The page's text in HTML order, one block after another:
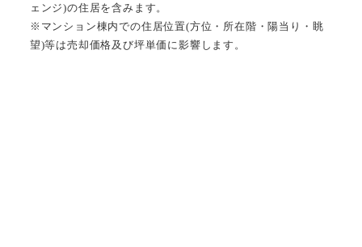
ェンジ)の住居を含みます。
※マンション棟内での住居位置(方位・所在階・陽当り・眺
望)等は売却価格及び坪単価に影響します。